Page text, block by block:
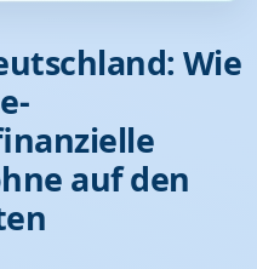
Wie
auf den